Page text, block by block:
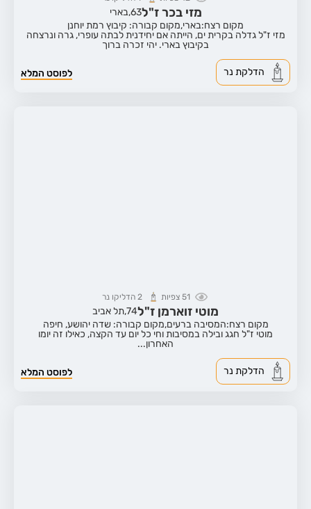
מזי בכר ז"ל63,בארי
מקום רצח:בארי,מקום קבורה: קיבוץ רמת יוחנן
מזי ז"ל גדלה בקרית ים, הייתה אם יחידנית לבתה עופרי, גרה ונרצחה
בקיבוץ בארי. יהי זכרה ברוך
לפוסט המלא הדלקת נר
51 צפיות 2 הדליקו נר
מוטי זוארמן ז"ל74,תל אביב
מקום רצח:המסיבה ברעים,מקום קבורה: שדה יהושע, חיפה
מוטי ז"ל חגג ובילה במסיבות וחי כל יום עד הקצה, כאילו זה יומו
האחרון...
לפוסט המלא הדלקת נר